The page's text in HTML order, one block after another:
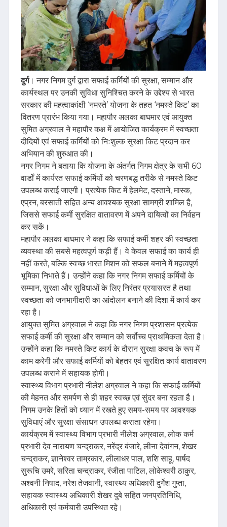
दुर्ग। नगर निगम दुर्ग द्वारा सफाई कर्मियों की सुरक्षा, सम्मान और
कार्यस्थल पर उनकी सुविधा सुनिश्चित करने के उद्देश्य से भारत
सरकार की महत्वाकांक्षी ‘नमस्ते’ योजना के तहत ‘नमस्ते किट’ का
वितरण प्रारंभ किया गया। महापौर अलका बाघमार एवं आयुक्त
सुमित अग्रवाल ने महापौर कक्ष में आयोजित कार्यक्रम में स्वच्छता
दीदियों एवं सफाई कर्मियों को निःशुल्क सुरक्षा किट प्रदान कर
अभियान की शुरुआत की।
नगर निगम ने बताया कि योजना के अंतर्गत निगम क्षेत्र के सभी 60
वार्डों में कार्यरत सफाई कर्मियों को चरणबद्ध तरीके से नमस्ते किट
उपलब्ध कराई जाएगी। प्रत्येक किट में हेलमेट, दस्ताने, मास्क,
एप्रन, बरसाती सहित अन्य आवश्यक सुरक्षा सामग्री शामिल है,
जिससे सफाई कर्मी सुरक्षित वातावरण में अपने दायित्वों का निर्वहन
कर सकें।
महापौर अलका बाघमार ने कहा कि सफाई कर्मी शहर की स्वच्छता
व्यवस्था की सबसे महत्वपूर्ण कड़ी हैं। वे केवल सफाई का कार्य ही
नहीं करते, बल्कि स्वच्छ भारत मिशन को सफल बनाने में महत्वपूर्ण
भूमिका निभाते हैं। उन्होंने कहा कि नगर निगम सफाई कर्मियों के
सम्मान, सुरक्षा और सुविधाओं के लिए निरंतर प्रयासरत है तथा
स्वच्छता को जनभागीदारी का आंदोलन बनाने की दिशा में कार्य कर
रहा है।
आयुक्त सुमित अग्रवाल ने कहा कि नगर निगम प्रशासन प्रत्येक
सफाई कर्मी की सुरक्षा और सम्मान को सर्वोच्च प्राथमिकता देता है।
उन्होंने कहा कि नमस्ते किट कार्य के दौरान सुरक्षा कवच के रूप में
काम करेगी और सफाई कर्मियों को बेहतर एवं सुरक्षित कार्य वातावरण
उपलब्ध कराने में सहायक होगी।
स्वास्थ्य विभाग प्रभारी नीलेश अग्रवाल ने कहा कि सफाई कर्मियों
की मेहनत और समर्पण से ही शहर स्वच्छ एवं सुंदर बना रहता है।
निगम उनके हितों को ध्यान में रखते हुए समय-समय पर आवश्यक
सुविधाएं और सुरक्षा संसाधन उपलब्ध कराता रहेगा।
कार्यक्रम में स्वास्थ्य विभाग प्रभारी नीलेश अग्रवाल, लोक कर्म
प्रभारी देव नारायण चन्द्राकर, नरेंद्र बंजारे, लीना देवांगन, शेखर
चन्द्राकर, ज्ञानेश्वर ताम्रकार, लीलाधर पाल, शशि साहू, पार्षद
सुरूचि उमरे, सरिता चन्द्राकर, रंजीता पाटिल, लोकेश्वरी ठाकुर,
अश्वनी निषाद, नरेश तेजवानी, स्वास्थ्य अधिकारी दुर्गेश गुप्ता,
सहायक स्वास्थ्य अधिकारी शेखर दुबे सहित जनप्रतिनिधि,
अधिकारी एवं कर्मचारी उपस्थित रहे।